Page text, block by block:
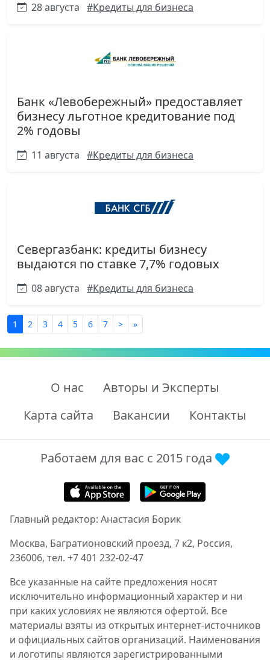
28 августа #Кредиты для бизнеса
Банк «Левобережный» предоставляет
бизнесу льготное кредитование под
2% годовы
11 августа #Кредиты для бизнеса
Севергазбанк: кредиты бизнесу
выдаются по ставке 7,7% годовых
08 августа #Кредиты для бизнеса
1 2 3 4 5 6 7 > »
О нас
Авторы и Эксперты
Карта сайта
Вакансии Контакты
Работаем для вас с 2015 года
Главный редактор: Анастасия Борик
Москва, Багратионовский проезд, 7 к2, Россия,
236006, тел. +7 401 232-02-47
Все указанные на сайте предложения носят
исключительно информационный характер и ни
при каких условиях не являются офертой. Все
материалы взяты из открытых интернет-источников
и официальных сайтов организаций. Наименования
и логотипы являются зарегистрированными